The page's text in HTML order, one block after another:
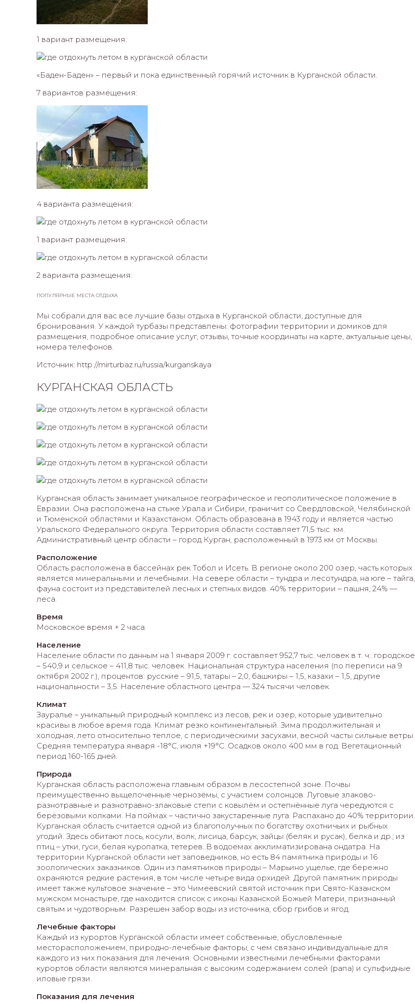
1 вариант размещения:
«Баден-Баден» – первый и пока единственный горячий источник в Курганской области.
7 вариантов размещения:
4 варианта размещения:
1 вариант размещения:
2 варианта размещения:
ПОПУЛЯРНЫЕ МЕСТА ОТДЫХА
Мы собрали для вас все лучшие базы отдыха в Курганской области, доступные для
бронирования. У каждой турбазы представлены: фотографии территории и домиков для
размещения, подробное описание услуг, отзывы, точные координаты на карте, актуальные цены,
номера телефонов.
Источник: http://mirturbaz.ru/russia/kurganskaya
КУРГАНСКАЯ ОБЛАСТЬ
Курганская область занимает уникальное географическое и геополитическое положение в
Евразии. Она расположена на стыке Урала и Сибири, граничит со Свердловской, Челябинской
и Тюменской областями и Казахстаном. Область образована в 1943 году и является частью
Уральского Федерального округа. Территория области составляет 71,5 тыс. км.
Административный центр области – город Курган, расположенный в 1973 км от Москвы.
Расположение
Область расположена в бассейнах рек Тобол и Исеть. В регионе около 200 озер, часть которых
является минеральными и лечебными. На севере области – тундра и лесотундра, на юге – тайга,
фауна состоит из представителей лесных и степных видов. 40% территории – пашня, 24% —
леса.
Время
Московское время + 2 часа.
Население
Население области по данным на 1 января 2009 г. составляет 952,7 тыс. человек в т. ч.: городское
– 540,9 и сельское – 411,8 тыс. человек. Национальная структура населения (по переписи на 9
октября 2002 г.), процентов: русские – 91,5, татары – 2,0, башкиры – 1,5, казахи – 1,5, другие
национальности – 3,5. Население областного центра — 324 тысячи человек.
Климат
Зауралье – уникальный природный комплекс из лесов, рек и озер, которые удивительно
красивы в любое время года. Климат резко континентальный. Зима продолжительная и
холодная, лето относительно теплое, с периодическими засухами, весной часты сильные ветры.
Средняя температура января -18°С, июля +19°С. Осадков около 400 мм в год. Вегетационный
период 160-165 дней.
Природа
Курганская область расположена главным образом в лесостепной зоне. Почвы
преимущественно выщелоченные чернозёмы, с участием солонцов. Луговые злаково-
разнотравные и разнотравно-злаковые степи с ковылём и остепнённые луга чередуются с
берёзовыми колками. На поймах – частично закустаренные луга. Распахано до 40% территории.
Курганская область считается одной из благополучных по богатству охотничьих и рыбных
угодий. Здесь обитают лось, косули, волк, лисица, барсук, зайцы (беляк и русак), белка и др.; из
птиц – утки, гуси, белая куропатка, тетерев. В водоeмах акклиматизирована ондатра. На
территории Курганской области нет заповедников, но есть 84 памятника природы и 16
зоологических заказников. Один из памятников природы – Марьино ущелье, где бережно
охраняются редкие растения, в том числе четыре вида орхидей. Другой памятник природы
имеет также культовое значение – это Чимеевский святой источник при Свято-Казанском
мужском монастыре, где находится список с иконы Казанской Божьей Матери, признанный
святым и чудотворным. Разрешен забор воды из источника, сбор грибов и ягод.
Лечебные факторы
Каждый из курортов Курганской области имеет собственные, обусловленные
месторасположением, природно-лечебные факторы, с чем связано индивидуальные для
каждого из них показания для лечения. Основными известными лечебными факторами
курортов области являются минеральная с высоким содержанием солей (рапа) и сульфидные
иловые грязи.
Показания для лечения